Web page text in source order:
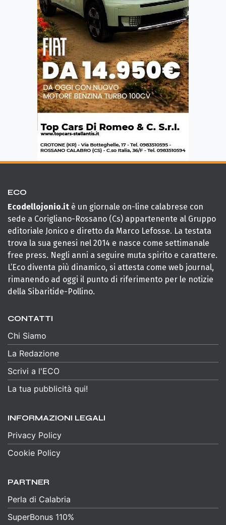
ECO
Ecodellojonio.it è un giornale on-line calabrese con
sede a Corigliano-Rossano (Cs) appartenente al Gruppo
editoriale Jonico e diretto da Marco Lefosse. La testata
trova la sua genesi nel 2014 e nasce come settimanale
free press. Negli anni a seguire muta spirito e carattere.
L’Eco diventa più dinamico, si attesta come web journal,
rimanendo ad oggi il punto di riferimento per le notizie
della Sibaritide-Pollino.
CONTATTI
Chi Siamo
La Redazione
Scrivi a l'ECO
La tua pubblicità qui!
INFORMAZIONI LEGALI
Privacy Policy
Cookie Policy
PARTNER
Perla di Calabria
SuperBonus 110%